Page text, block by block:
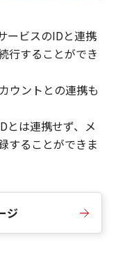
ービスのIDと連携
行することができ
ウントとの連携も
は連携せず、メ
することができま
ジ